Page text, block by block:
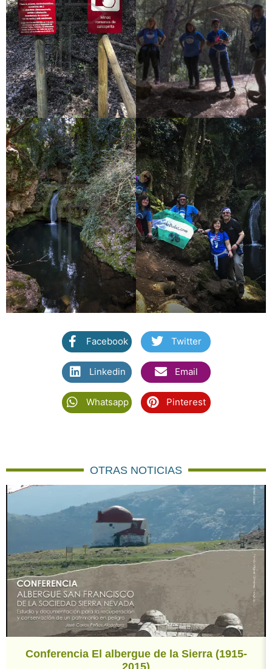
Facebook Twitter
Linkedin Email
Whatsapp Pinterest
OTRAS NOTICIAS
Conferencia El albergue de la Sierra (1915-
2015)